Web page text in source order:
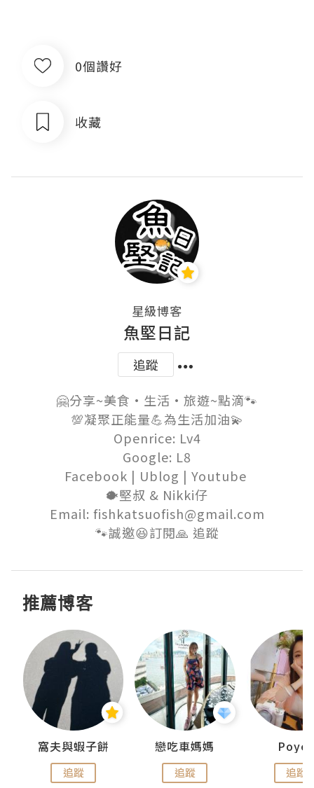
0個讚好
收藏
星級博客
魚堅日記
追蹤
🤗分享~美食•生活•旅遊~點滴🐾
💯凝聚正能量💪為生活加油💫
Openrice: Lv4
Google: L8
Facebook | Ublog | Youtube
🐡堅叔 & Nikki仔
Email: fishkatsuofish@gmail.com
🐾誠邀😆訂閱🙏 追蹤
推薦博客
窩夫與蝦子餅
追蹤
戀吃車媽媽
追蹤 追蹤